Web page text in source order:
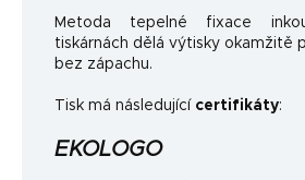
Metoda tepelné fixace
tiskárnách dělá výtisky okamžitě
bez zápachu.
Tisk má následující certifikáty:
EKOLOGO